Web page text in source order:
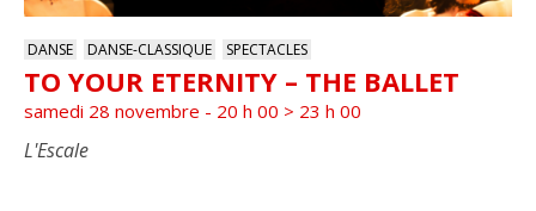
DANSE DANSE-CLASSIQUE SPECTACLES
TO YOUR ETERNITY – THE BALLET
samedi 28 novembre - 20 h 00 > 23 h 00
L'Escale